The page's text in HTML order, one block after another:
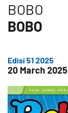
BOBO
BOBO
Edisi 51 2025
20 March 2025